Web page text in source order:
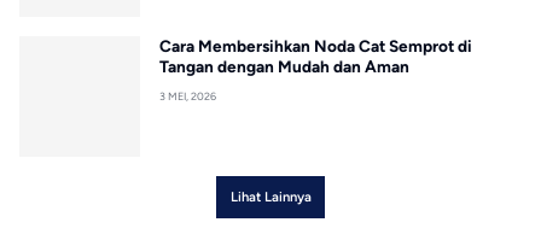
Cara Membersihkan Noda Cat Semprot di
Tangan dengan Mudah dan Aman
3 MEI, 2026
Lihat Lainnya